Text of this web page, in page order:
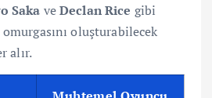
Saka veDeclan Rice gibi
oluşturabilecek
alır.